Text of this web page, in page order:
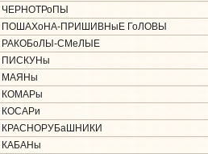
ЧЕРНОТРоПЫ
ПОШАХоНА-ПРИШИВНыЕ ГоЛОВЫ
РАКОБоЛЫ-СМеЛЫЕ
ПИСКУНы
МАЯНы
КОМАРы
КОСАРи
КРАСНОРУБаШНИКИ
КАБАНы